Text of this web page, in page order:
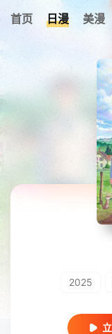
首页 日漫 美漫
2025